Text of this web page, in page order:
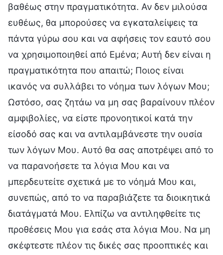
βαθέως στην πραγματικότητα. Αν δεν μιλούσα
ευθέως, θα μπορούσες να εγκαταλείψεις τα
πάντα γύρω σου και να αφήσεις τον εαυτό σου
να χρησιμοποιηθεί από Εμένα; Αυτή δεν είναι η
πραγματικότητα που απαιτώ; Ποιος είναι
ικανός να συλλάβει το νόημα των λόγων Μου;
Ωστόσο, σας ζητάω να μη σας βαραίνουν πλέον
αμφιβολίες, να είστε προνοητικοί κατά την
είσοδό σας και να αντιλαμβάνεστε την ουσία
των λόγων Μου. Αυτό θα σας αποτρέψει από το
να παρανοήσετε τα λόγια Μου και να
μπερδευτείτε σχετικά με το νόημά Μου και,
συνεπώς, από το να παραβιάζετε τα διοικητικά
διατάγματά Μου. Ελπίζω να αντιληφθείτε τις
προθέσεις Μου για εσάς στα λόγια Μου. Να μη
σκέφτεστε πλέον τις δικές σας προοπτικές και